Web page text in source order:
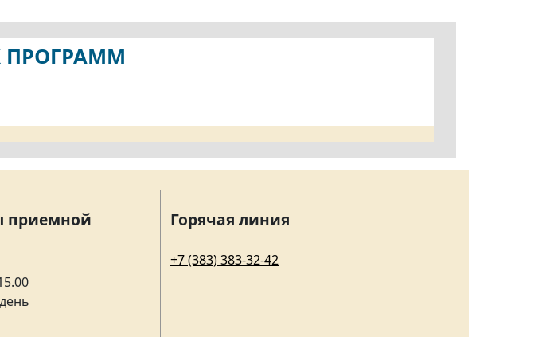
ПРОГРАММ
приемной
Горячая линия
+7 (383) 383-32-42